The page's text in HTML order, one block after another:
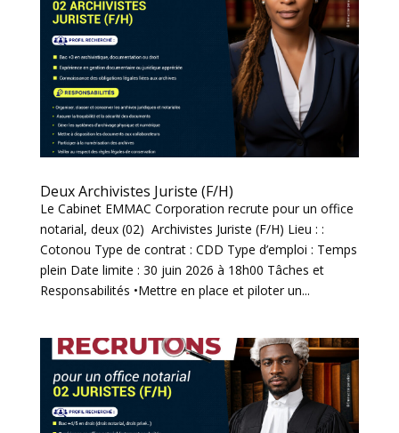
Deux Archivistes Juriste (F/H)
Le Cabinet EMMAC Corporation recrute pour un office
notarial, deux (02) Archivistes Juriste (F/H) Lieu : :
Cotonou Type de contrat : CDD Type d’emploi : Temps
plein Date limite : 30 juin 2026 à 18h00 Tâches et
Responsabilités •Mettre en place et piloter un...